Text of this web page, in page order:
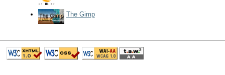
The Gimp